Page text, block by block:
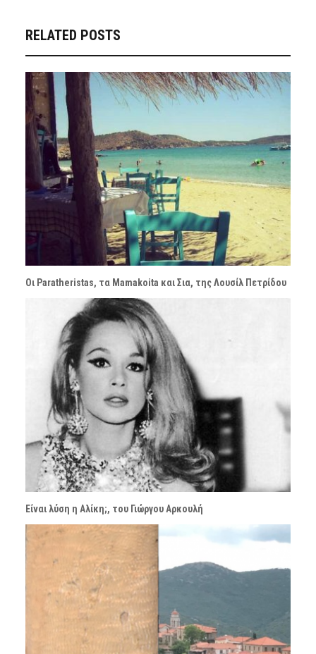
RELATED POSTS
Οι Paratheristas, τα Mamakoita και Σια, της Λουσίλ Πετρίδου
Είναι λύση η Αλίκη;, του Γιώργου Αρκουλή